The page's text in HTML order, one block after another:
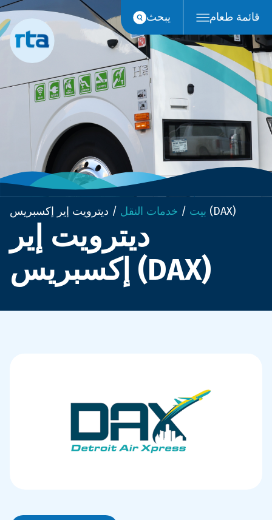
انتقل
إلى
المحتوى
يبحث قائمة طعام
بيت / خدمات النقل / ديترويت إير إكسبريس (DAX)
ديترويت إير
إكسبريس (DAX)